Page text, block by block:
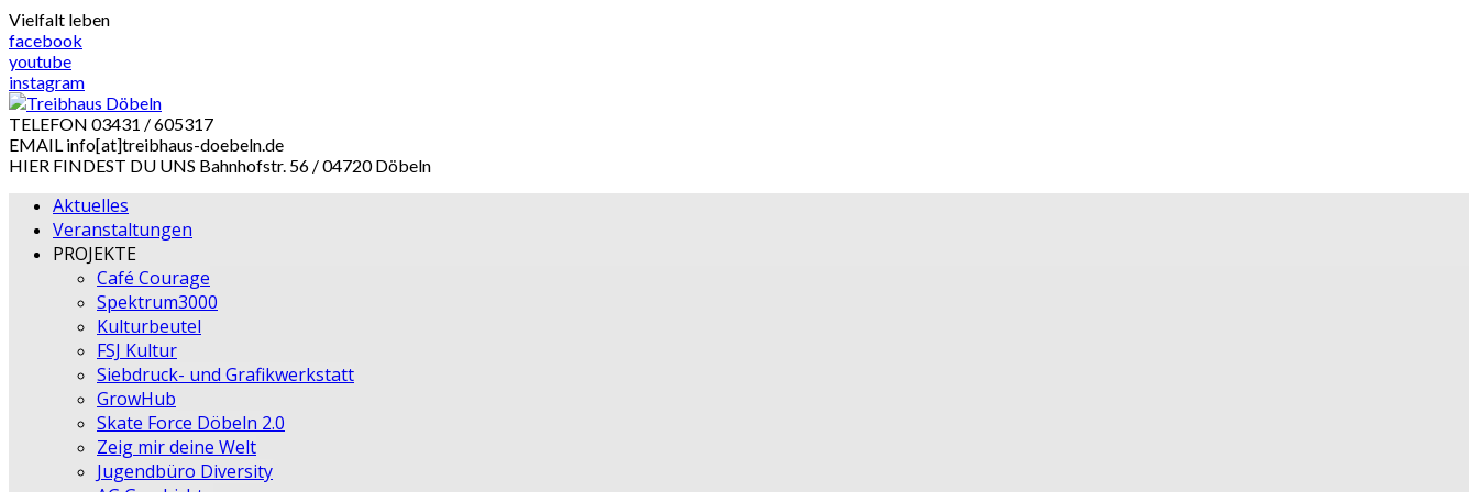
Skip
to
content
Vielfalt leben
facebook
youtube
instagram
TELEFON 03431 / 605317
EMAIL info[at]treibhaus-doebeln.de
HIER FINDEST DU UNS Bahnhofstr. 56 / 04720 Döbeln
Aktuelles
Veranstaltungen
PROJEKTE
Café Courage
Spektrum3000
Kulturbeutel
FSJ Kultur
Siebdruck- und Grafikwerkstatt
GrowHub
Skate Force Döbeln 2.0
Zeig mir deine Welt
Jugendbüro Diversity